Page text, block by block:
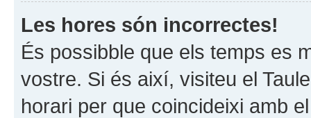
Les hores són incorrectes!
És possibble que els temps es
vostre. Si és així, visiteu el
horari per que coincideixi amb